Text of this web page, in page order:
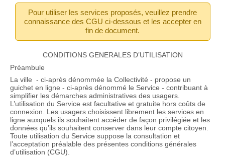
Pour utiliser les services proposés, veuillez prendre
connaissance des CGU ci-dessous et les accepter en
fin de document.
CONDITIONS GENERALES D’UTILISATION
Préambule
La ville - ci-après dénommée la Collectivité - propose un
guichet en ligne - ci-après dénommé le Service - contribuant à
simplifier les démarches administratives des usagers.
L’utilisation du Service est facultative et gratuite hors coûts de
connexion. Les usagers choisissent librement les services en
ligne auxquels ils souhaitent accéder de façon privilégiée et les
données qu’ils souhaitent conserver dans leur compte citoyen.
Toute utilisation du Service suppose la consultation et
l’acceptation préalable des présentes conditions générales
d’utilisation (CGU).